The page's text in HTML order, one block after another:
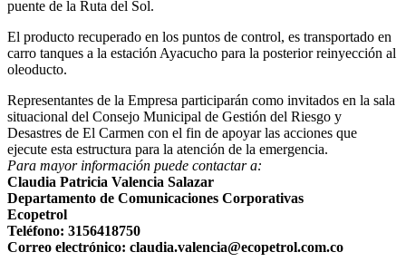
puente de la Ruta del Sol.
El producto recuperado en los puntos de control, es transportado en
carro tanques a la estación Ayacucho para la posterior reinyección al
oleoducto.
Representantes de la Empresa participarán como invitados en la sala
situacional del Consejo Municipal de Gestión del Riesgo y
Desastres de El Carmen con el fin de apoyar las acciones que
ejecute esta estructura para la atención de la emergencia.
Para mayor información puede contactar a:
Claudia Patricia Valencia Salazar
Departamento de Comunicaciones Corporativas
Ecopetrol
Teléfono: 3156418750
Correo electrónico: claudia.valencia@ecopetrol.com.co